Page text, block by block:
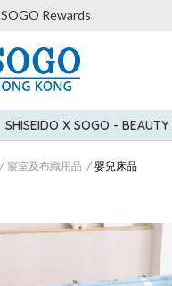
SOGO Rewards
SHISEIDO X SOGO -
寢室及布織用品 嬰兒床品